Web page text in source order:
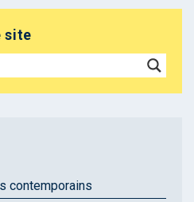
site
contemporains